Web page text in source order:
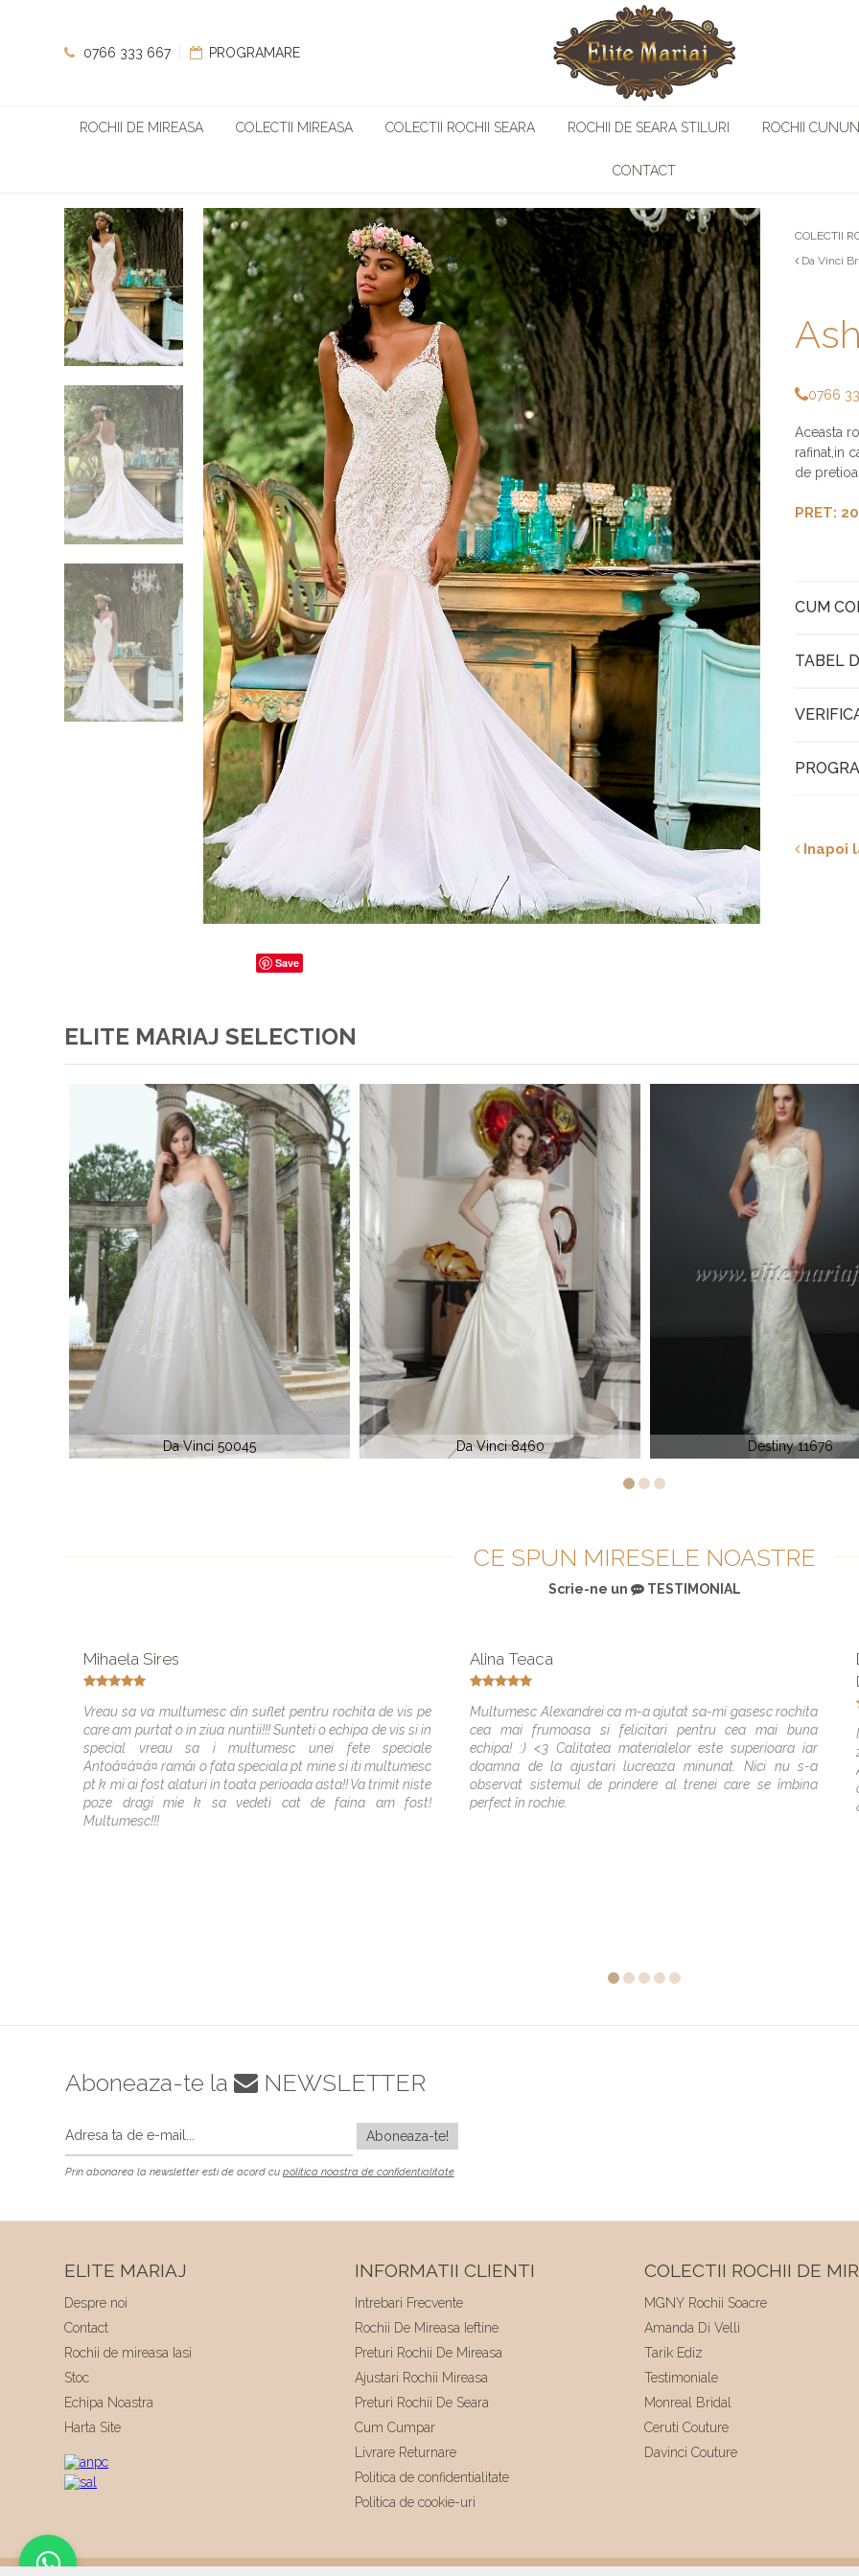
0766 333 667 PROGRAMARE
ROCHII DE MIREASA COLECTII MIREASA COLECTII ROCHII SEARA ROCHII DE SEARA STILURI ROCHII
CONTACT
COLECTII
Da Vinci
0766
Aceasta
rafinat,in
de
PRET:
CUM
TABEL
Inapoi
Save
ELITE MARIAJ SELECTION
Da Vinci 8460 Destiny 11676 Rochie de mireasa satin Elite
CE SPUN MIRESELE NOASTRE
Scrie-ne un TESTIMONIAL
Mihaela Sires
Vreau sa va multumesc din suflet pentru rochita de vis pe
care am purtat o in ziua nuntii!!! Sunteti o echipa de vis si in
special vreau sa i multumesc unei fete speciale
Antoâ¤â¤â¤ ramâi o fata speciala pt mine si iti multumesc
pt k mi ai fost alaturi in toata perioada asta!! Va trimit niste
poze dragi mie k sa vedeti cat de faina am fost!
Multumesc!!!
Alina Teaca
Multumesc Alexandrei ca m-a ajutat sa-mi gasesc rochita
cea mai frumoasa si felicitari pentru cea mai buna
echipa! :) <3 Calitatea materialelor este superioara iar
doamna de la ajustari lucreaza minunat. Nici nu s-a
observat sistemul de prindere al trenei care se îmbina
perfect în rochie.
Aboneaza-te la NEWSLETTER
Prin abonarea la newsletter esti de acord cu politica noastra de confidentialitate
ELITE MARIAJ
Despre noi
Contact
Rochii de mireasa Iasi
Stoc
Echipa Noastra
Harta Site
INFORMATII CLIENTI
Intrebari Frecvente
Rochii De Mireasa Ieftine
Preturi Rochii De Mireasa
Ajustari Rochii Mireasa
Preturi Rochii De Seara
Cum Cumpar
Livrare Returnare
Politica de confidentialitate
Politica de cookie-uri
COLECTII ROCHII DE
MGNY Rochii Soacre
Amanda Di Velli
Tarik Ediz
Testimoniale
Monreal Bridal
Ceruti Couture
Davinci Couture